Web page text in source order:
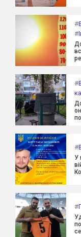
#
#
#
#
У
#